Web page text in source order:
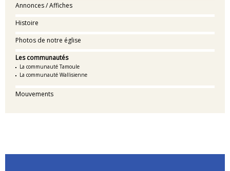
Annonces / Affiches
Histoire
Photos de notre église
Les communautés
La communauté Tamoule
La communauté Wallisienne
Mouvements